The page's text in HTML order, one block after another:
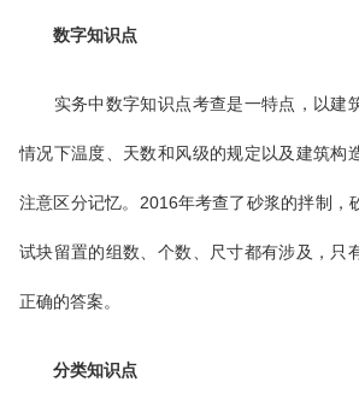
数字知识点
实务中数字知识点考查是一特点，以建
情况下温度、天数和风级的规定以及建筑构
注意区分记忆。2016年考查了砂浆的拌制，
试块留置的组数、个数、尺寸都有涉及，只
正确的答案。
分类知识点